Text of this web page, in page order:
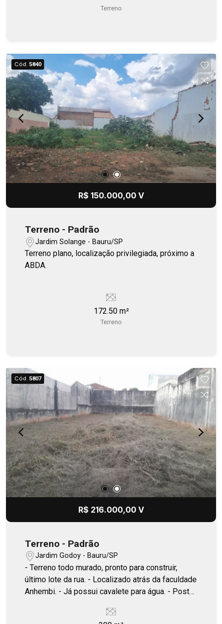
Terreno
Cód. 5840
R$ 150.000,00 V
Terreno - Padrão
Jardim Solange - Bauru/SP
Terreno plano, localização privilegiada, próximo a
ABDA.
172.50 m²
Terreno
Cód. 5807
R$ 216.000,00 V
Terreno - Padrão
Jardim Godoy - Bauru/SP
- Terreno todo murado, pronto para construir,
último lote da rua. - Localizado atrás da faculdade
Anhembi. - Já possui cavalete para água. - Poste